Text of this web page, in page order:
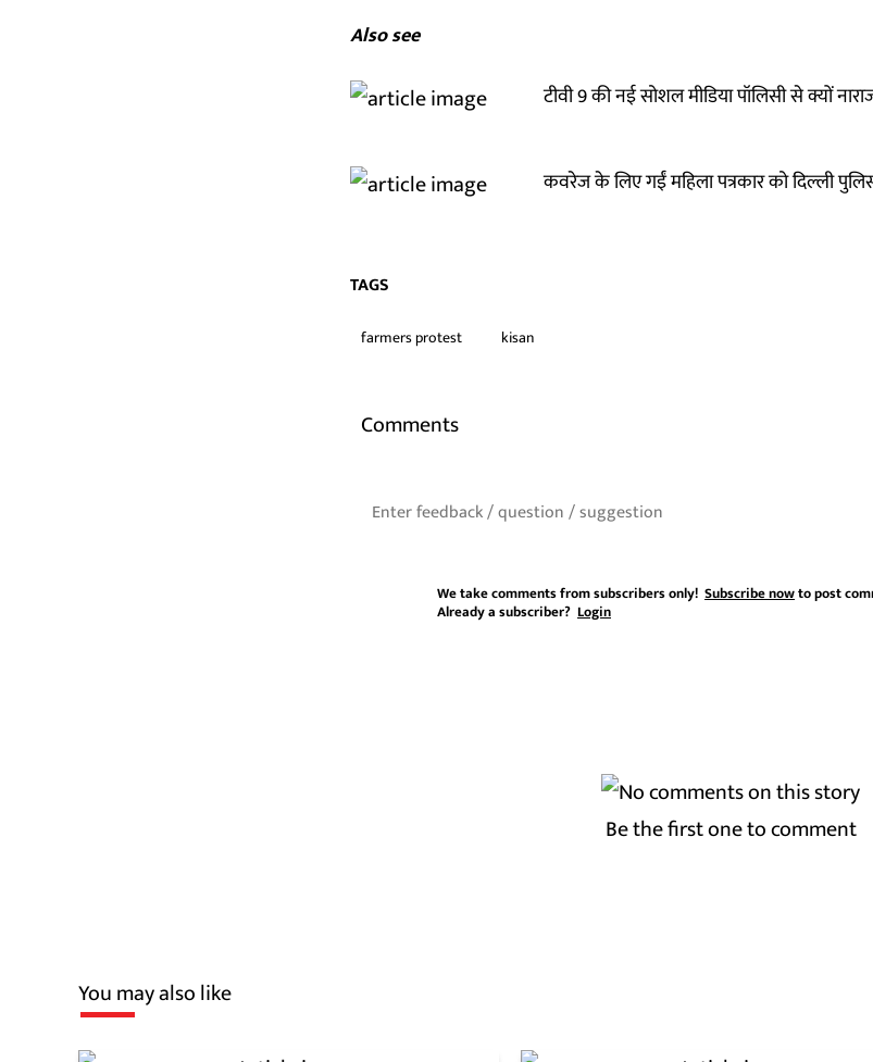
Also see
टीवी 9 की नई सोशल मीडिया पॉलिसी से क्यों
कवरेज के लिए गईं महिला पत्रकार को दिल्ली
TAGS
farmers protest kisan
Comments
We take comments from subscribers only! Subscribe nowto post
Already a subscriber? Login
Be the first one to comment
You may also like